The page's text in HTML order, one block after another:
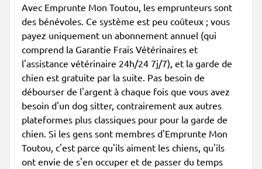
Avec Emprunte Mon Toutou, les emprunteurs sont
des bénévoles. Ce système est peu coûteux ; vous
payez uniquement un abonnement annuel (qui
comprend la Garantie Frais Vétérinaires et
l'assistance vétérinaire 24h/24 7j/7), et la garde de
chien est gratuite par la suite. Pas besoin de
débourser de l'argent à chaque fois que vous avez
besoin d'un dog sitter, contrairement aux autres
plateformes plus classiques pour pour la garde de
chien. Si les gens sont membres d'Emprunte Mon
Toutou, c'est parce qu'ils aiment les chiens, qu'ils
ont envie de s'en occuper et de passer du temps